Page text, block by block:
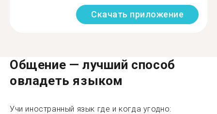
Скачать приложение
Общение — лучший способ
овладеть языком
Учи иностранный язык где и когда угодно: